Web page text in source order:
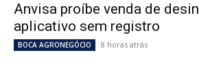
Anvisa proíbe venda de
aplicativo sem registro
BOCA AGRONEGÓCIO 8 horas atrás